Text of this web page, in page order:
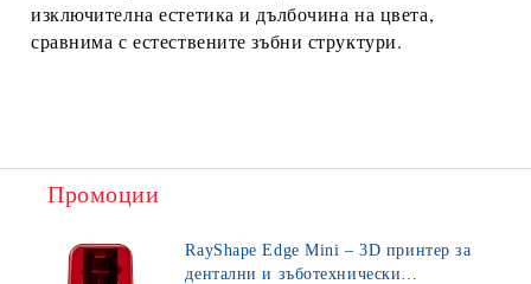
изключителна естетика и дълбочина на цвета,
сравнима с естествените зъбни структури.
Промоции
RayShape Edge Mini – 3D принтер за
дентални и зъботехнически